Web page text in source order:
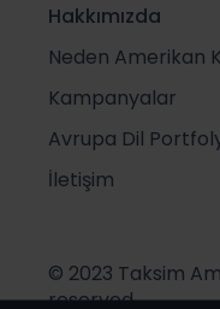
Hakkımızda
Neden Amerikan
Kampanyalar
Avrupa Dil
İletişim
© 2023 Taksim
reserved.